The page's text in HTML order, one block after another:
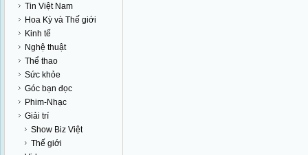
Tin Việt Nam
Hoa Kỳ và Thế giới
Kinh tế
Nghệ thuật
Thể thao
Sức khỏe
Góc bạn đọc
Phim-Nhạc
Giải trí
Show Biz Việt
Thế giới